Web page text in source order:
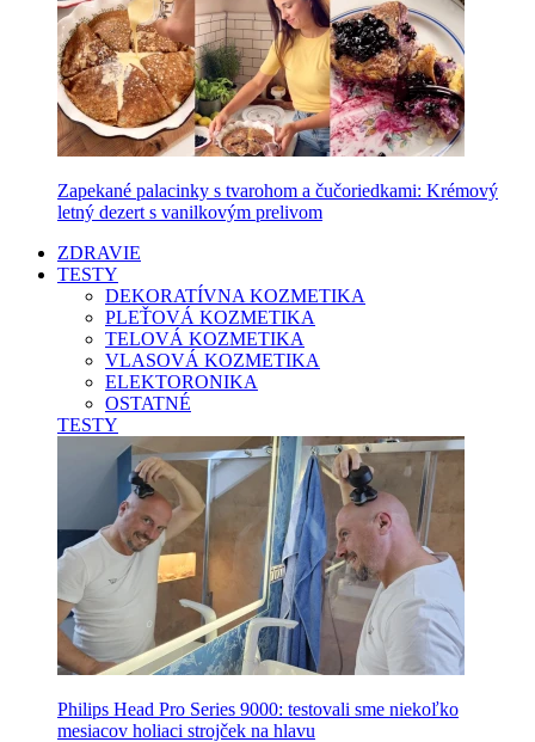
Zapekané palacinky s tvarohom a čučoriedkami: Krémový
letný dezert s vanilkovým prelivom
ZDRAVIE
TESTY
DEKORATÍVNA KOZMETIKA
PLEŤOVÁ KOZMETIKA
TELOVÁ KOZMETIKA
VLASOVÁ KOZMETIKA
ELEKTORONIKA
OSTATNÉ
TESTY
Philips Head Pro Series 9000: testovali sme niekoľko
mesiacov holiaci strojček na hlavu